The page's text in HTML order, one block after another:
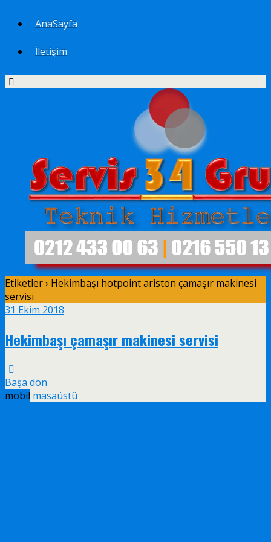
AnaSayfa
İletişim
Etiketler › Hekimbaşı hotpoint ariston çamaşır makinesi
servisi
31 Ekim 2018
Hekimbaşı çamaşır makinesi servisi
Başa dön
mobil masaüstü